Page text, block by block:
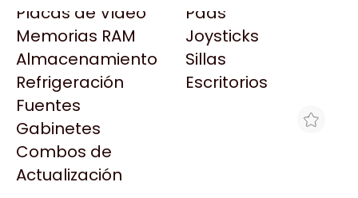
Placas de Video
Memorias RAM
Almacenamiento
Refrigeración
Fuentes
Gabinetes
Combos de
Actualización
Pads
Joysticks
Sillas
Escritorios
AULA
Acer
Adata
AeroCool
Antec
Arkham
Asrock
MEMORIA DELL 32GB DDR5 RDIMM
5600 MT/S